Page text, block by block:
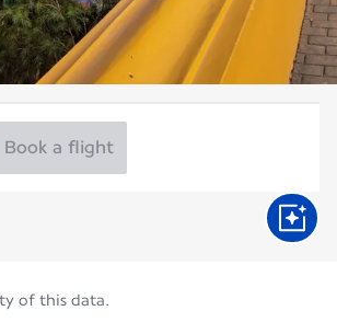
Book a flight
of this data.